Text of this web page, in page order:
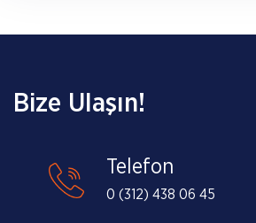
Bize Ulaşın!
Telefon
0 (312) 438 06 45